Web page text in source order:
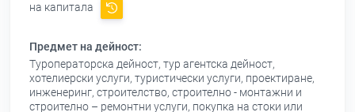
на капитала
Предмет на дейност:
Туроператорска дейност, тур агентска дейност,
хотелиерски услуги, туристически услуги, проектиране,
инженеринг, строителство, строително - монтажни и
строително – ремонтни услуги, покупка на стоки или